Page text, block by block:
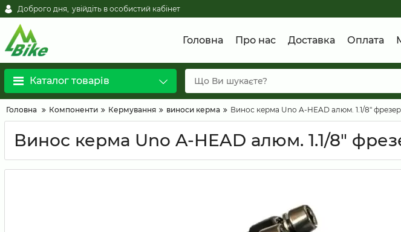
Доброго дня, увійдіть в особистий кабінет
Головна Про нас Доставка Оплата
Каталог товарів
Головна Компоненти Кермування виноси керма Винос керма Uno A-HEAD алюм. 1.1/8"
Винос керма Uno A-HEAD алюм. 1.1/8"